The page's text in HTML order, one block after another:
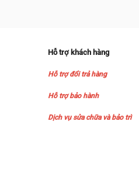
Hỗ trợ khách hàng
Hỗ trợ đổi trả hàng
Hỗ trợ bảo hành
Dịch vụ sửa chữa và bảo trì